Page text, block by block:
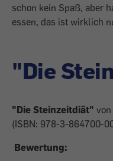
schon kein Spaß, aber
essen, das ist wirklich
"Die
"Die Steinzeitdiät"
(ISBN: 978-3-864700-
Bewertung: